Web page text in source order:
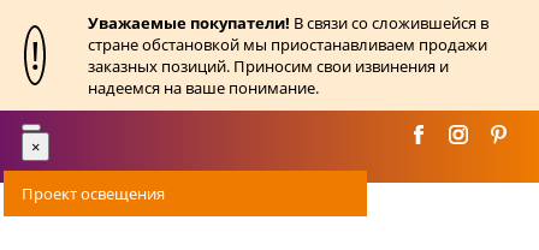
!
Уважаемые покупатели! В связи со сложившейся в
стране обстановкой мы приостанавливаем продажи
заказных позиций. Приносим свои извинения и
надеемся на ваше понимание.
Toggle
navigation
×
Проект освещения